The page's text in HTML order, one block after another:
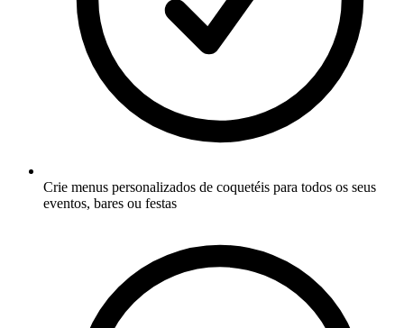
Crie menus personalizados de coquetéis para todos os seus
eventos, bares ou festas